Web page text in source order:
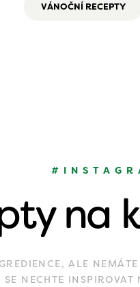
VÁNOČNÍ RECEPTY
na
ALE
NECHTE